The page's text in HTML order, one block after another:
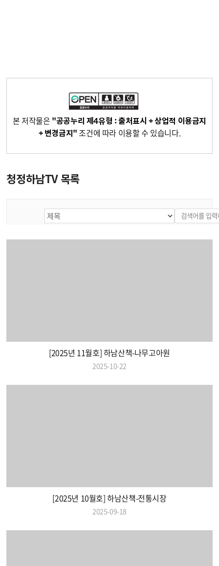
본 저작물은 "공공누리 제4유형 : 출처표시 + 상업적 이용금지
+ 변경금지" 조건에 따라 이용할 수 있습니다.
청정하남TV 목록
[2025년 11월호] 하남산책-나무고아원
2025-10-22
[2025년 10월호] 하남산책-전통시장
2025-09-18